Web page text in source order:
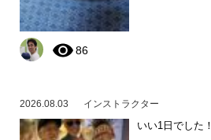
86
2026.08.03 インストラクター
いい1日でした！